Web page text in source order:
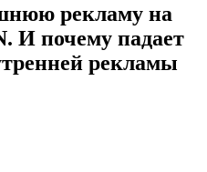
рекламу на
И почему падает
рекламы